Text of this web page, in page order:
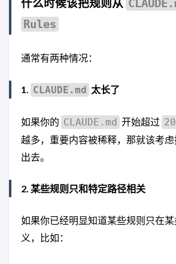
什么时候该把规则从
Rules
通常有两种情况：
1. CLAUDE.md 太长了
如果你的 CLAUDE.md 开始超过
越多，重要内容被稀释，那就该考
出去。
2. 某些规则只和特定路径相关
如果你已经明显知道某些规则只在
义，比如：